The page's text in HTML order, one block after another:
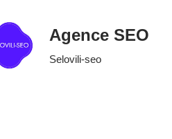
Agence SEO
Selovili-seo